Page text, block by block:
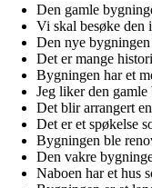
Den gamle
Vi skal besøke den
Den nye
Det er mange
Bygningen har et
Jeg liker den
Det blir arrangert
Det er et spøkelse
Bygningen ble
Den vakre
Naboen har et hus